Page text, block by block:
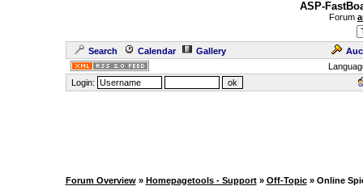
ASP-
Forum
Search Calendar Gallery
Login:
Forum Overview » Homepagetools - Support » Off-Topic » Online